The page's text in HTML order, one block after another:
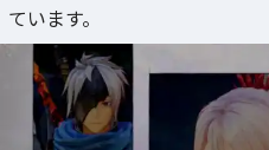
ています。